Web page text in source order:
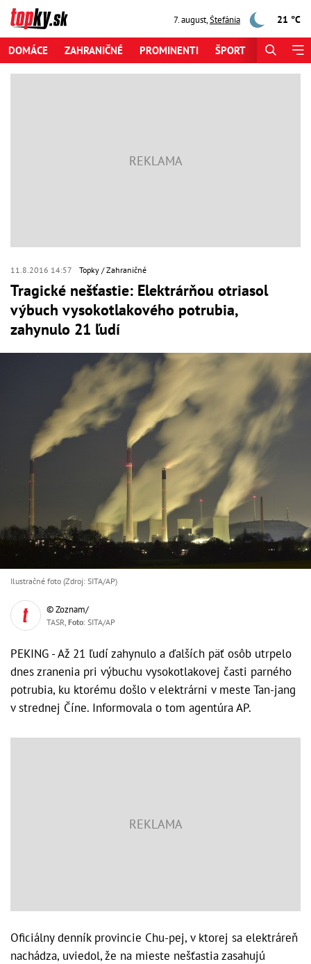
7. august,Štefánia 21 °C
DOMÁCE ZAHRANIČNÉ PROMINENTI ŠPORT
11.8.2016 14:57 Topky Zahraničné
Tragické nešťastie: Elektrárňou otriasol
výbuch vysokotlakového potrubia,
zahynulo 21 ľudí
Ilustračné foto (Zdroj: SITA/AP)
© Zoznam/
TASR, Foto: SITA/AP
PEKING - Až 21 ľudí zahynulo a ďalších päť osôb utrpelo
dnes zranenia pri výbuchu vysokotlakovej časti parného
potrubia, ku ktorému došlo v elektrárni v meste Tan-jang
v strednej Číne. Informovala o tom agentúra AP.
Oficiálny denník provincie Chu-pej, v ktorej sa elektráreň
nachádza, uviedol, že na mieste nešťastia zasahujú